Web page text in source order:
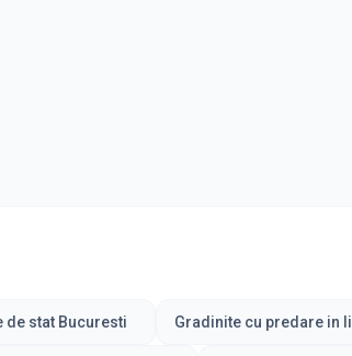
de stat Bucuresti Gradinite cu predare in